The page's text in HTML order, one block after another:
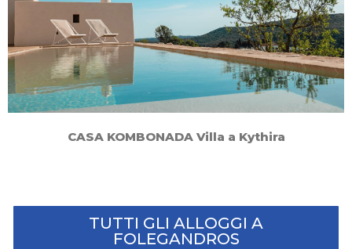
CASA KOMBONADA Villa a Kythira
TUTTI GLI ALLOGGI A
FOLEGANDROS